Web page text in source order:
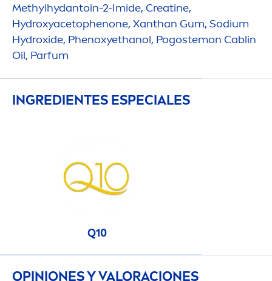
Methylhydantoin-2-Imide, Creatine,
Hydroxyacetophenone, Xanthan Gum, Sodium
Hydroxide, Phenoxyethanol, Pogostemon Cablin
Oil, Parfum
INGREDIENTES ESPECIALES
Q10
OPINIONES Y VALORACIONES